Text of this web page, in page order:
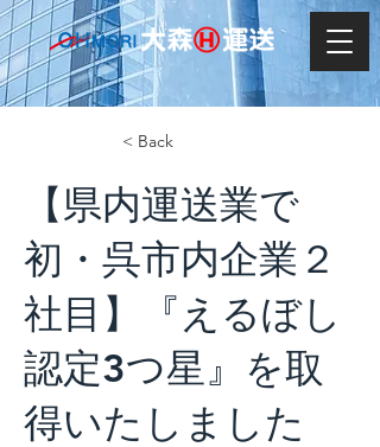
< Back
【県内運送業で
初・呉市内企業２
社目】『えるぼし
認定3つ星』を取
得いたしました